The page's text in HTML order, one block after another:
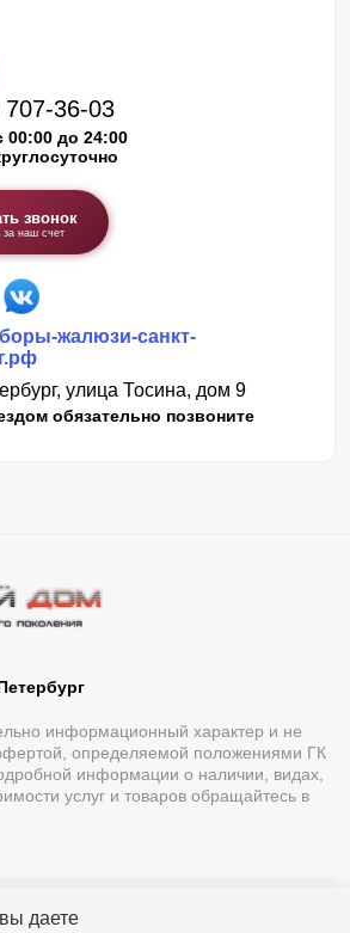
даете
36-03
00:00 до 24:00
звонок
за наш счет
жалюзи-санкт-
улица Тосина, дом 9
обязательно позвоните
информационный характер и не
определяемой положениями ГК
информации о наличии, видах,
услуг и товаров обращайтесь в